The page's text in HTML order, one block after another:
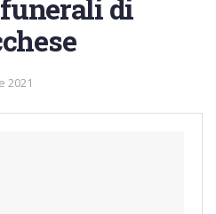
di
2021